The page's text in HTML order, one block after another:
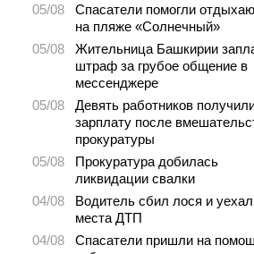
05/08
Спасатели помогли
на пляже «Солнечный»
05/08
Жительница Башкирии
штраф за грубое общение в
мессенджере
05/08
Девять работников
зарплату после
прокуратуры
05/08
Прокуратура добилась
ликвидации свалки
04/08
Водитель сбил лося и
места ДТП
04/08
Спасатели пришли на